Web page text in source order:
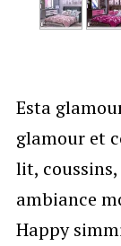
Esta
glamour et
lit,
ambiance
Happy